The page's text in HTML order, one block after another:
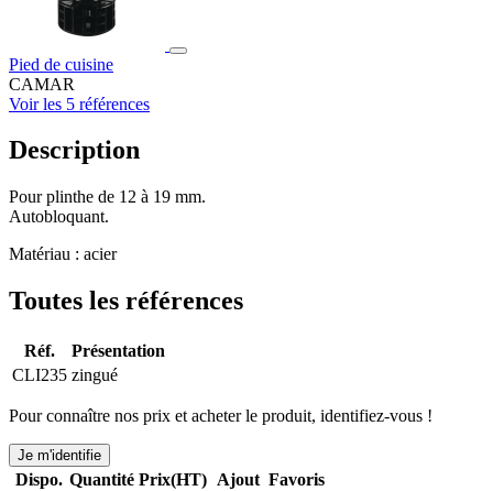
Pied de cuisine
CAMAR
Voir les 5 références
Description
Pour plinthe de 12 à 19 mm.
Autobloquant.
Matériau : acier
Toutes les références
Réf.
Présentation
CLI235 zingué
Pour connaître nos prix et acheter le produit, identifiez-vous !
Je m'identifie
Dispo. Quantité Prix(HT) Ajout Favoris